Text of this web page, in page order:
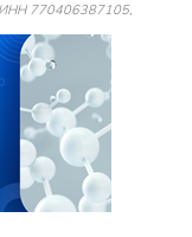
ИНН 770406387105,